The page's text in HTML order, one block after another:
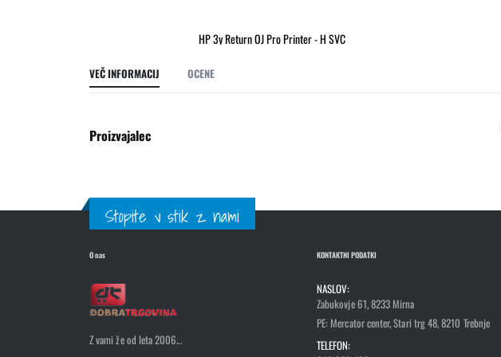
HP 3y Return OJ Pro Printer - H SVC
na
začetek
VEČ INFORMACIJ
Proizvajalec
OCENE
Stopite v stik z nami
O nas
Z vami že od leta 2006...
KONTAKTNI PODATKI
NASLOV:
Zabukovje 61, 8233 Mirna
PE: Mercator center, Stari trg 48, 8210 Trebnje
TELEFON: